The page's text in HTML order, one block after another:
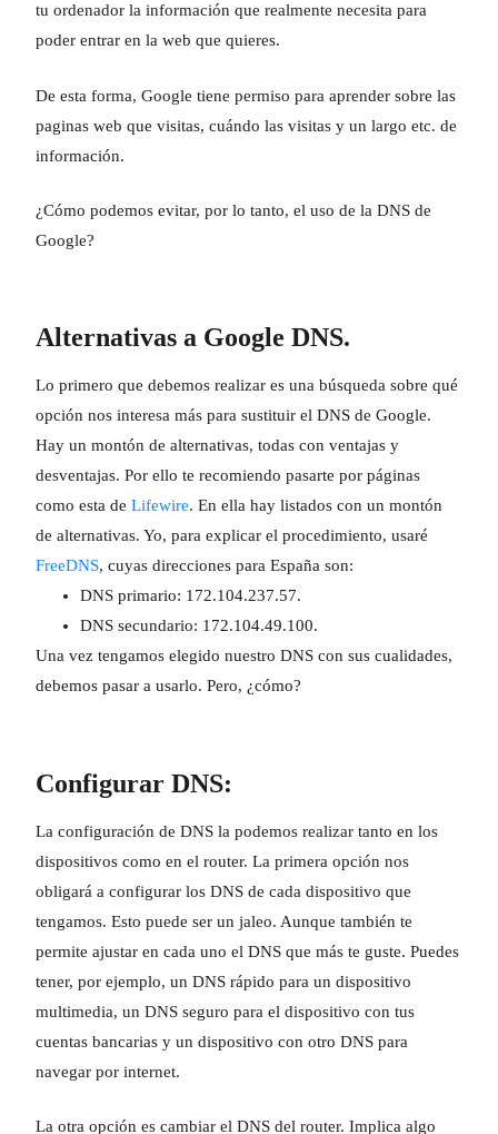
tu ordenador la información que realmente necesita para
poder entrar en la web que quieres.
De esta forma, Google tiene permiso para aprender sobre las
paginas web que visitas, cuándo las visitas y un largo etc. de
información.
¿Cómo podemos evitar, por lo tanto, el uso de la DNS de
Google?
Alternativas a Google DNS.
Lo primero que debemos realizar es una búsqueda sobre qué
opción nos interesa más para sustituir el DNS de Google.
Hay un montón de alternativas, todas con ventajas y
desventajas. Por ello te recomiendo pasarte por páginas
como esta de Lifewire. En ella hay listados con un montón
de alternativas. Yo, para explicar el procedimiento, usaré
FreeDNS, cuyas direcciones para España son:
DNS primario: 172.104.237.57.
DNS secundario: 172.104.49.100.
Una vez tengamos elegido nuestro DNS con sus cualidades,
debemos pasar a usarlo. Pero, ¿cómo?
Configurar DNS:
La configuración de DNS la podemos realizar tanto en los
dispositivos como en el router. La primera opción nos
obligará a configurar los DNS de cada dispositivo que
tengamos. Esto puede ser un jaleo. Aunque también te
permite ajustar en cada uno el DNS que más te guste. Puedes
tener, por ejemplo, un DNS rápido para un dispositivo
multimedia, un DNS seguro para el dispositivo con tus
cuentas bancarias y un dispositivo con otro DNS para
navegar por internet.
La otra opción es cambiar el DNS del router. Implica algo